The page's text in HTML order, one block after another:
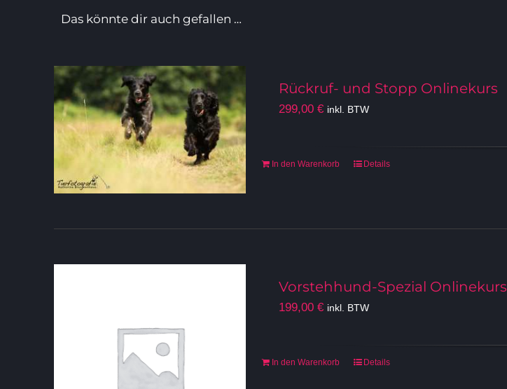
Das könnte dir auch gefallen …
Rückruf- und Stopp Onlinekurs
299,00 € inkl. BTW
In den Warenkorb Details
Vorstehhund-Spezial Onlinekurs
199,00 € inkl. BTW
In den Warenkorb Details